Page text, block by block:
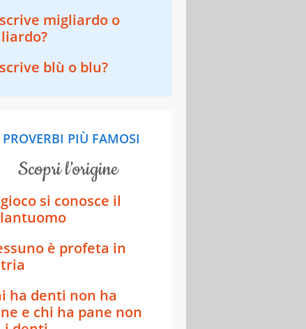
migliardo o
blù o blu?
PIÙ FAMOSI
scopri l’origine
si conosce il
è profeta in
ha denti non ha
e chi ha pane non